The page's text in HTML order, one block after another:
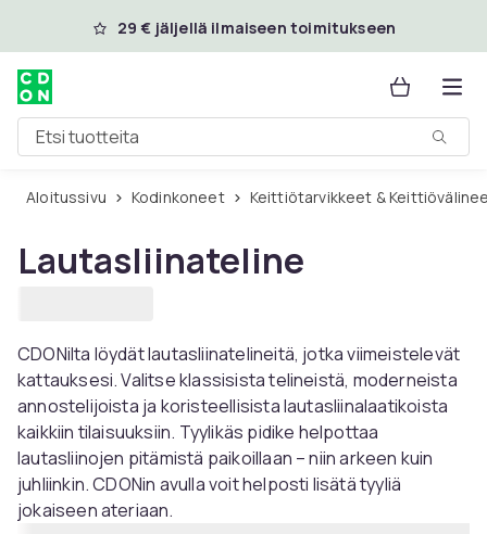
Ohita ja siirry pääsisältöön
29 € jäljellä ilmaiseen toimitukseen
Etsi tuotteita
Aloitussivu Kodinkoneet Keittiötarvikkeet &
Lautasliinateline
CDONilta löydät lautasliinatelineitä, jotka viimeistelevät
kattauksesi. Valitse klassisista telineistä, moderneista
annostelijoista ja koristeellisista lautasliinalaatikoista
kaikkiin tilaisuuksiin. Tyylikäs pidike helpottaa
lautasliinojen pitämistä paikoillaan – niin arkeen kuin
juhliinkin. CDONin avulla voit helposti lisätä tyyliä
jokaiseen ateriaan.